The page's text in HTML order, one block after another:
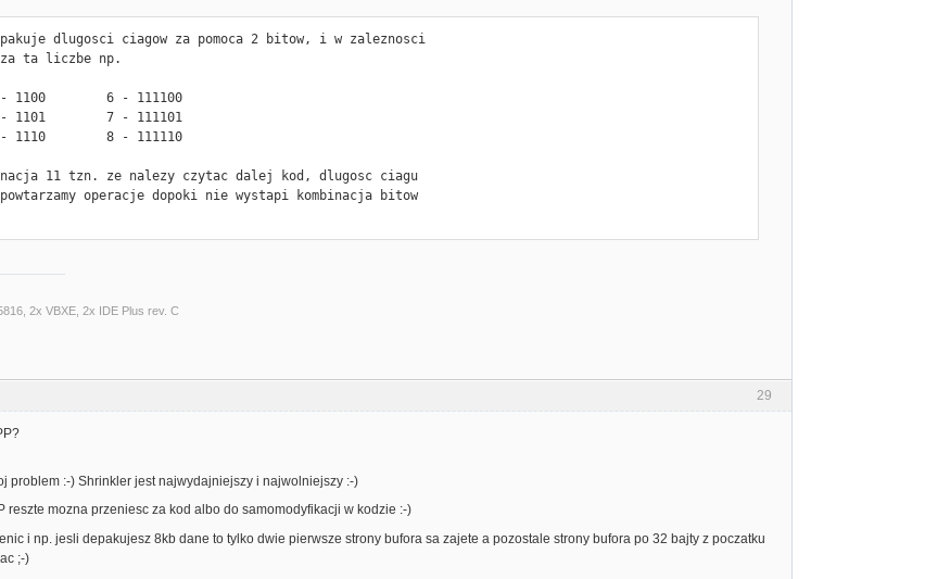
pakuje dlugosci ciagow za pomoca 2 bitow, i w zaleznosci
ta liczbe np.
6 - 111100
7 - 111101
8 - 111110
11 tzn. ze nalezy czytac dalej kod, dlugosc ciagu
operacje dopoki nie wystapi kombinacja bitow
2x VBXE, 2x IDE Plus rev. C
29
problem :-) Shrinkler jest najwydajniejszy i najwolniejszy :-)
reszte mozna przeniesc za kod albo do samomodyfikacji w kodzie :-)
i np. jesli depakujesz 8kb dane to tylko dwie pierwsze strony bufora sa zajete a pozostale strony bufora po 32 bajty z poczatku
;-)